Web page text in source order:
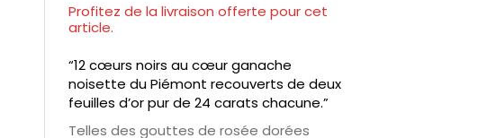
Profitez de la livraison offerte pour cet
article.
“12 cœurs noirs au cœur ganache
noisette du Piémont recouverts de deux
feuilles d’or pur de 24 carats chacune.”
Telles des gouttes de rosée dorées